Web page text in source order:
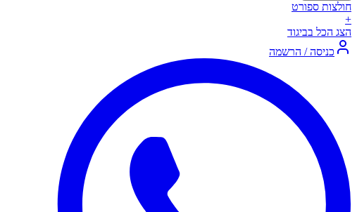
חולצות ספורט
+
הצג הכל בביגוד
כניסה / הרשמה